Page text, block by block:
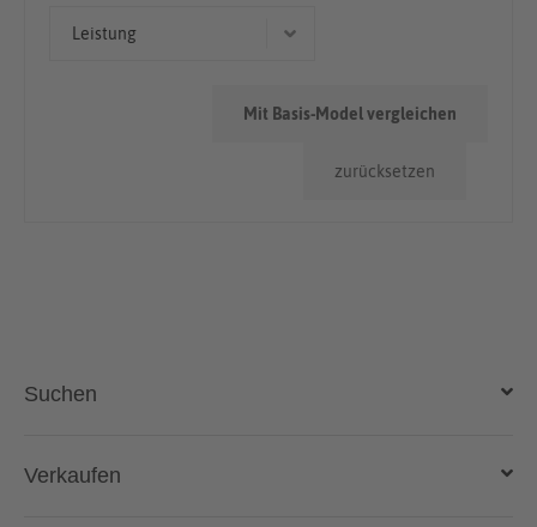
Limousine
Leistung
zurücksetzen
Mit Basis-Model vergleichen
Suchen
Auto kaufen
Verkaufen